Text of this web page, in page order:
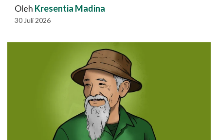
Oleh Kresentia Madina
30 Juli 2026